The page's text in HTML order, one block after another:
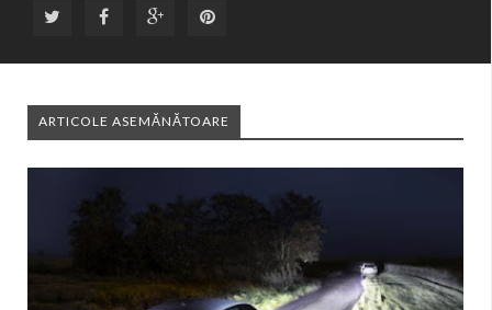
ARTICOLE ASEMĂNĂTOARE